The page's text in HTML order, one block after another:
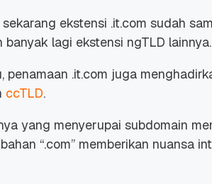
ekstensi .it.com sudah
banyak lagi ekstensi ngTLD lainnya.
penamaan .it.com juga
ccTLD.
yang menyerupai subdomain
“.com” memberikan nuansa